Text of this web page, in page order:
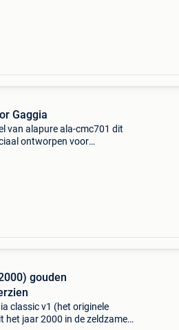
Gaggia
van alapure ala-cmc701 dit
ontworpen voor
gouden
classic v1 (het originele
het jaar 2000 in de zeldzame